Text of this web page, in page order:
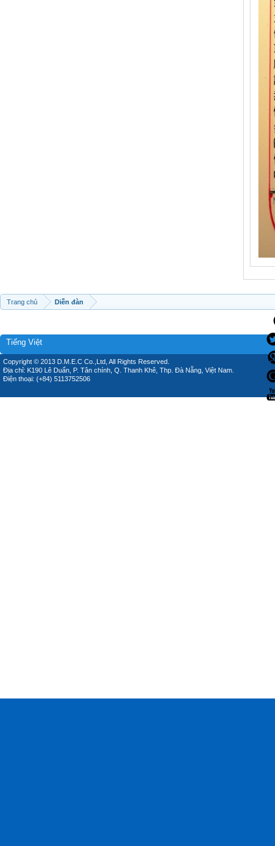
Trang chủ Diễn đàn
Tiếng Việt
Copyright © 2013 D.M.E.C Co.,Ltd, All Rights Reserved.
Địa chỉ: K190 Lê Duẩn, P. Tân chính, Q. Thanh Khê, Thp. Đà Nẵng, Việt Nam.
Điện thoại: (+84) 5113752506